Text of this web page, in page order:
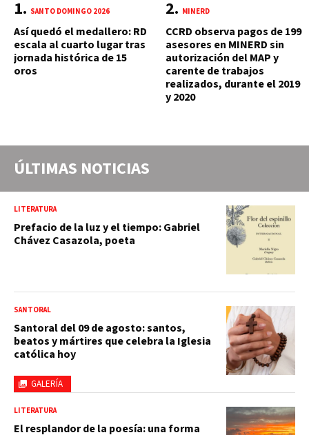
SANTO DOMINGO 2026
Así quedó el medallero: RD
escala al cuarto lugar tras
jornada histórica de 15
oros
MINERD
CCRD observa pagos de 199
asesores en MINERD sin
autorización del MAP y
carente de trabajos
realizados, durante el 2019
y 2020
ÚLTIMAS NOTICIAS
LITERATURA
Prefacio de la luz y el tiempo: Gabriel
Chávez Casazola, poeta
GALERÍA
SANTORAL
Santoral del 09 de agosto: santos,
beatos y mártires que celebra la Iglesia
católica hoy
LITERATURA
El resplandor de la poesía: una forma